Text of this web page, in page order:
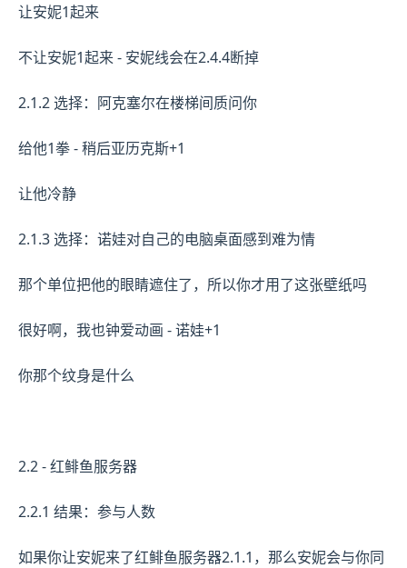
让安妮1起来
不让安妮1起来 - 安妮线会在2.4.4断掉
2.1.2 选择：阿克塞尔在楼梯间质问你
给他1拳 - 稍后亚历克斯+1
让他冷静
2.1.3 选择：诺娃对自己的电脑桌面感到难为情
那个单位把他的眼睛遮住了，所以你才用了这张壁纸吗
很好啊，我也钟爱动画 - 诺娃+1
你那个纹身是什么
2.2 - 红鲱鱼服务器
2.2.1 结果：参与人数
如果你让安妮来了红鲱鱼服务器2.1.1，那么安妮会与你同